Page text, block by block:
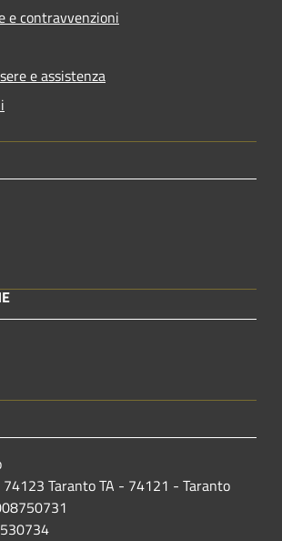
e contravvenzioni
e assistenza
Taranto TA - 74121 - Taranto